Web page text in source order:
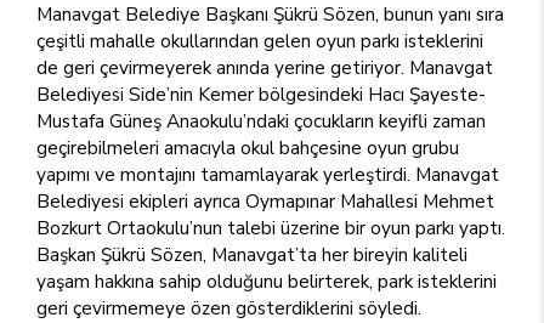
Manavgat Belediye Başkanı Şükrü Sözen, bunun yanı sıra
çeşitli mahalle okullarından gelen oyun parkı isteklerini
de geri çevirmeyerek anında yerine getiriyor. Manavgat
Belediyesi Side’nin Kemer bölgesindeki Hacı Şayeste-
Mustafa Güneş Anaokulu’ndaki çocukların keyifli zaman
geçirebilmeleri amacıyla okul bahçesine oyun grubu
yapımı ve montajını tamamlayarak yerleştirdi. Manavgat
Belediyesi ekipleri ayrıca Oymapınar Mahallesi Mehmet
Bozkurt Ortaokulu’nun talebi üzerine bir oyun parkı yaptı.
Başkan Şükrü Sözen, Manavgat’ta her bireyin kaliteli
yaşam hakkına sahip olduğunu belirterek, park isteklerini
geri çevirmemeye özen gösterdiklerini söyledi.